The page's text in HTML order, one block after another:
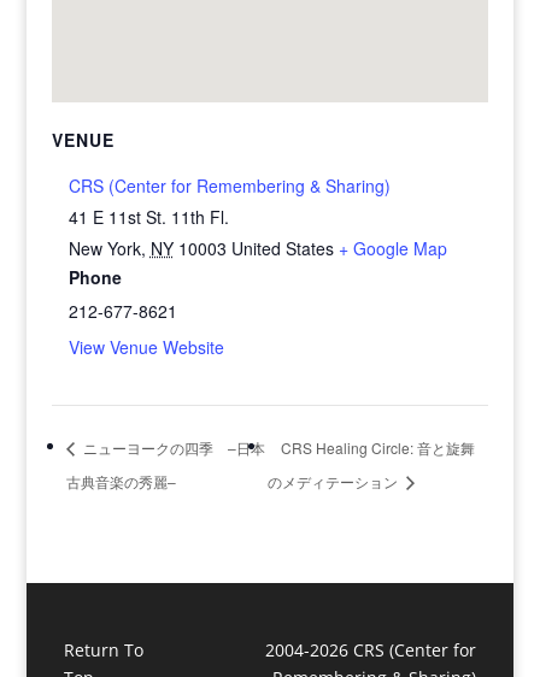
VENUE
CRS (Center for Remembering & Sharing)
41 E 11st St. 11th Fl.
New York, NY 10003 United States + Google Map
Phone
212-677-8621
View Venue Website
ニューヨークの四季 –日本
古典音楽の秀麗–
CRS Healing Circle: 音と旋舞
のメディテーション
Return To
2004-2026 CRS (Center for